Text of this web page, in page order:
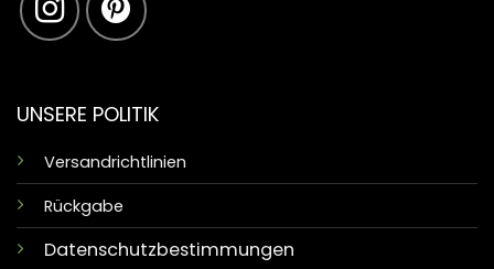
UNSERE POLITIK
Versandrichtlinien
Rückgabe
Datenschutzbestimmungen